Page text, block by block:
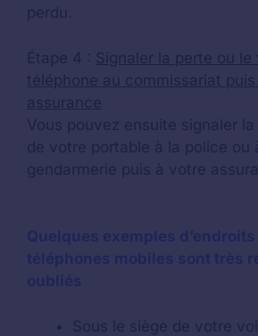
perdu.
Étape 4 : Signaler la perte ou
téléphone au commissariat
assurance
Vous pouvez ensuite signaler la
de votre portable à la police ou
gendarmerie puis à votre
Sous le siège de votre